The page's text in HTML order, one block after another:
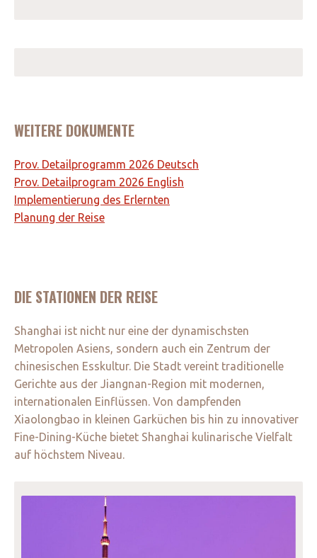
WEITERE DOKUMENTE
Prov. Detailprogramm 2026 Deutsch
Prov. Detailprogram 2026 English
Implementierung des Erlernten
Planung der Reise
DIE STATIONEN DER REISE
Shanghai ist nicht nur eine der dynamischsten
Metropolen Asiens, sondern auch ein Zentrum der
chinesischen Esskultur. Die Stadt vereint traditionelle
Gerichte aus der Jiangnan-Region mit modernen,
internationalen Einflüssen. Von dampfenden
Xiaolongbao in kleinen Garküchen bis hin zu innovativer
Fine-Dining-Küche bietet Shanghai kulinarische Vielfalt
auf höchstem Niveau.